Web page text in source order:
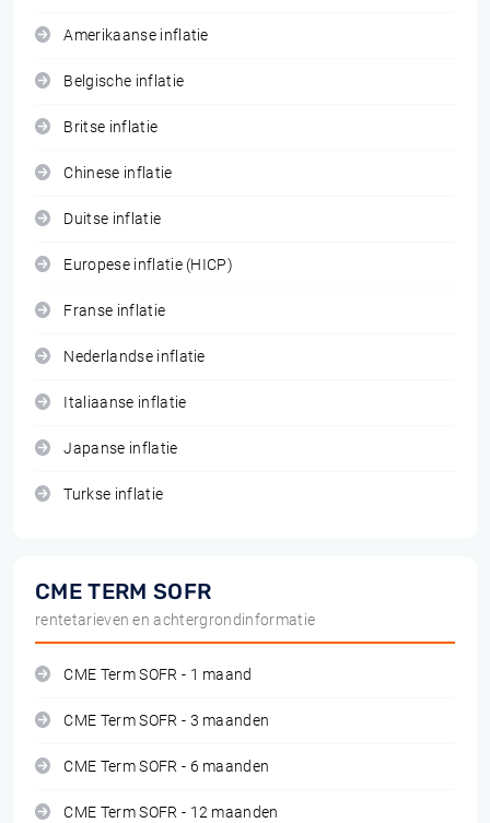
Amerikaanse inflatie
Belgische inflatie
Britse inflatie
Chinese inflatie
Duitse inflatie
Europese inflatie (HICP)
Franse inflatie
Nederlandse inflatie
Italiaanse inflatie
Japanse inflatie
Turkse inflatie
CME TERM SOFR
rentetarieven en achtergrondinformatie
CME Term SOFR - 1 maand
CME Term SOFR - 3 maanden
CME Term SOFR - 6 maanden
CME Term SOFR - 12 maanden